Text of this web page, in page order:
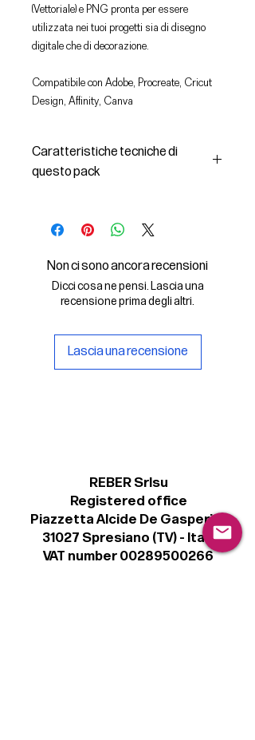
(Vettoriale) e PNG pronta per essere
utilizzata nei tuoi progetti sia di disegno
digitale che di decorazione.
Compatibile con Adobe, Procreate, Cricut
Design, Affinity, Canva
Caratteristiche tecniche di
questo pack
- le immagini descritte in formato
- la licenza d'uso delle grafiche
Il File SVG è compatibile con Adobe,
Cricut Design, Cricut
Procreate e Affinity
Non ci sono ancora recensioni
Dicci cosa ne pensi. Lascia una
recensione prima degli altri.
Lascia una recensione
REBER Srlsu
Registered office
Piazzetta Alcide De Gasperi, 3
31027 Spresiano (TV) - Italy
VAT number 00289500266